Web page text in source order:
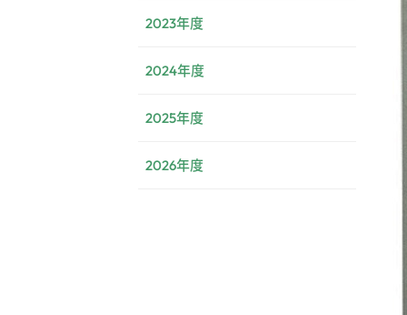
2023年度
2024年度
2025年度
2026年度